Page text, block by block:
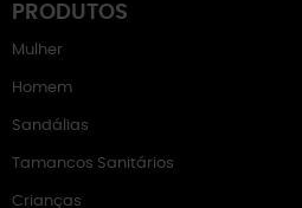
PRODUTOS
Mulher
Homem
Sandálias
Tamancos Sanitários
Crianças